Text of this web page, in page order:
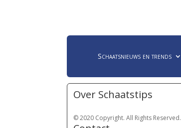
Schaatsnieuws en trends
Over Schaatstips
© 2020 Copyright. All Rights Reserved.